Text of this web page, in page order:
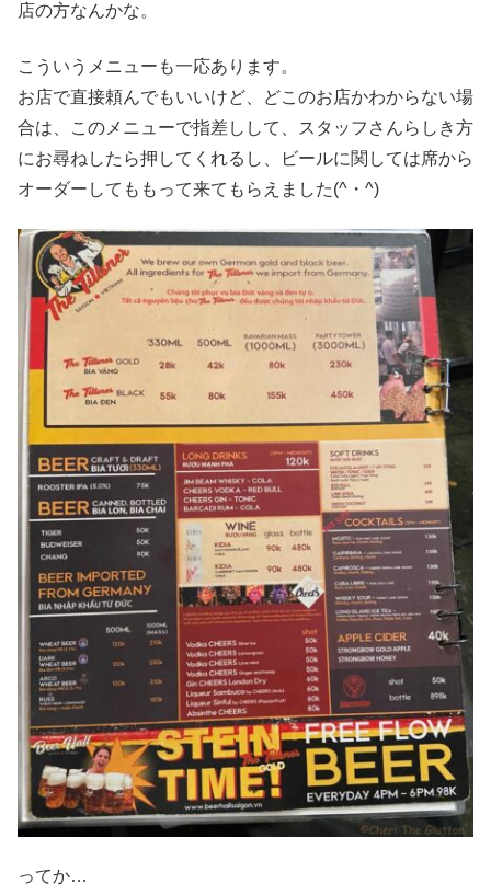
店の方なんかな。
こういうメニューも一応あります。
お店で直接頼んでもいいけど、どこのお店かわからない場
合は、このメニューで指差しして、スタッフさんらしき方
にお尋ねしたら押してくれるし、ビールに関しては席から
オーダーしてももって来てもらえました(^・^)
ってか…